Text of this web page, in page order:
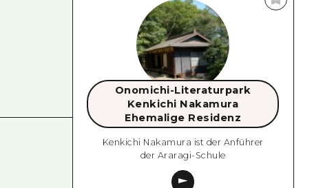
Onomichi-Literaturpark
Kenkichi Nakamura
Ehemalige Residenz
Kenkichi Nakamura ist der Anführer
der Araragi-Schule